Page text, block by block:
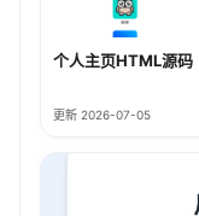
个人主页HTML源码
更新 2026-07-05